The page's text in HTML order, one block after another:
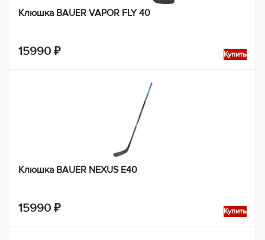
Клюшка BAUER VAPOR FLY 40
15990 ₽ Купить
Клюшка BAUER NEXUS E40
15990 ₽ Купить